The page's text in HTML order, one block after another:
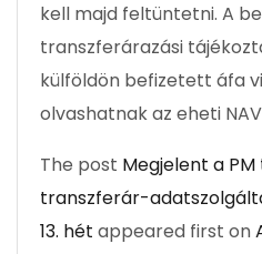
kell majd feltüntetni. A
transzferárazási
külföldön befizetett áfa
olvashatnak az eheti
The post Megjelent a
transzferár-
13. hét appeared first on